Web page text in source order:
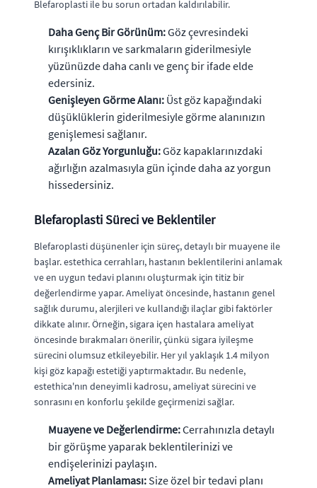
Blefaroplasti ile bu sorun ortadan kaldırılabilir.
Daha Genç Bir Görünüm:Göz çevresindeki
kırışıklıkların ve sarkmaların giderilmesiyle
yüzünüzde daha canlı ve genç bir ifade elde
edersiniz.
Genişleyen Görme Alanı: Üst göz kapağındaki
düşüklüklerin giderilmesiyle görme alanınızın
genişlemesi sağlanır.
Azalan Göz Yorgunluğu:Göz kapaklarınızdaki
ağırlığın azalmasıyla gün içinde daha az yorgun
hissedersiniz.
Blefaroplasti Süreci ve Beklentiler
Blefaroplasti düşünenler için süreç, detaylı bir muayene ile
başlar. estethica cerrahları, hastanın beklentilerini anlamak
ve en uygun tedavi planını oluşturmak için titiz bir
değerlendirme yapar. Ameliyat öncesinde, hastanın genel
sağlık durumu, alerjileri ve kullandığı ilaçlar gibi faktörler
dikkate alınır. Örneğin, sigara içen hastalara ameliyat
öncesinde bırakmaları önerilir, çünkü sigara iyileşme
sürecini olumsuz etkileyebilir. Her yıl yaklaşık 1.4 milyon
kişi göz kapağı estetiği yaptırmaktadır. Bu nedenle,
estethica'nın deneyimli kadrosu, ameliyat sürecini ve
sonrasını en konforlu şekilde geçirmenizi sağlar.
Muayene ve Değerlendirme:Cerrahınızla detaylı
bir görüşme yaparak beklentilerinizi ve
endişelerinizi paylaşın.
Ameliyat Planlaması: Size özel bir tedavi planı